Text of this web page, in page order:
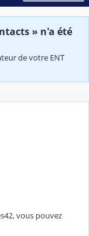
» n'a été
de votre ENT
vous pouvez